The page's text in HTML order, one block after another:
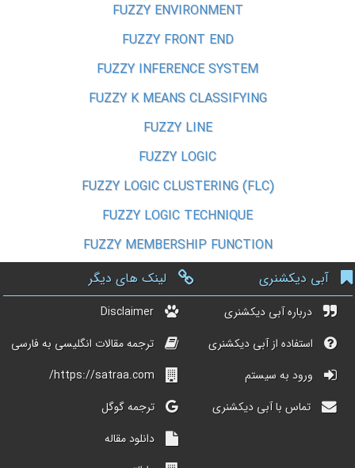
FUZZY ENVIRONMENT
FUZZY FRONT END
FUZZY INFERENCE SYSTEM
FUZZY K MEANS CLASSIFYING
FUZZY LINE
FUZZY LOGIC
FUZZY LOGIC CLUSTERING (FLC)
FUZZY LOGIC TECHNIQUE
FUZZY MEMBERSHIP FUNCTION
آبی دیکشنری
درباره آبی دیکشنری
استفاده از آبی دیکشنری
ورود به سیستم
تماس با آبی دیکشنری
لینک های دیگر
Disclaimer
ترجمه مقالات انگلیسی به فارسی
https://satraa.com/
ترجمه گوگل
دانلود مقاله